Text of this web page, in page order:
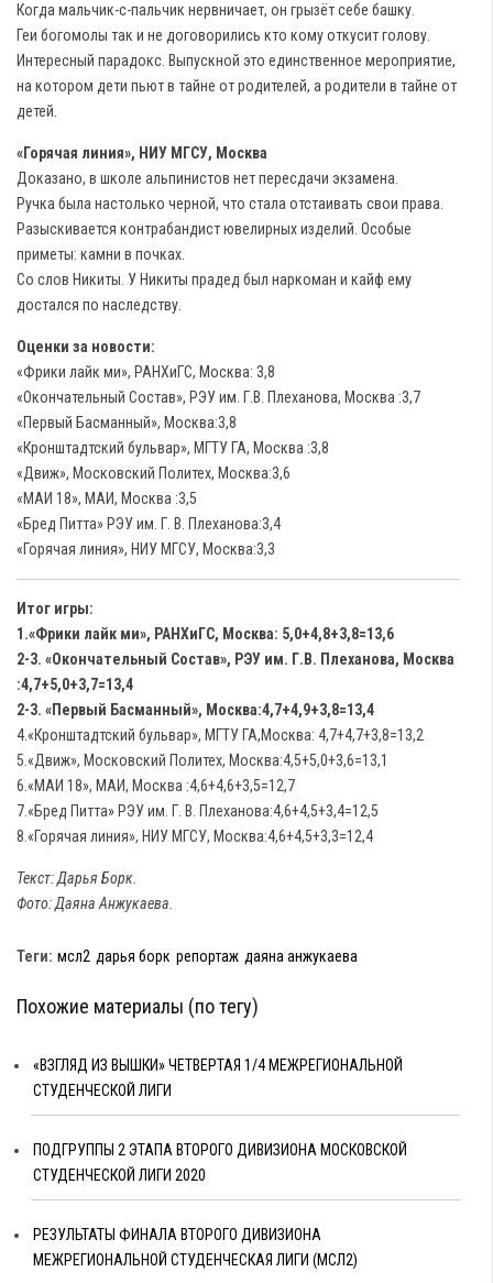
Когда мальчик-с-пальчик нервничает, он грызёт себе башку.
Геи богомолы так и не договорились кто кому откусит голову.
Интересный парадокс. Выпускной это единственное мероприятие,
на котором дети пьют в тайне от родителей, а родители в тайне от
детей.
«Горячая линия», НИУ МГСУ, Москва
Доказано, в школе альпинистов нет пересдачи экзамена.
Ручка была настолько черной, что стала отстаивать свои права.
Разыскивается контрабандист ювелирных изделий. Особые
приметы: камни в почках.
Со слов Никиты. У Никиты прадед был наркоман и кайф ему
достался по наследству.
Оценки за новости:
«Фрики лайк ми», РАНХиГС, Москва: 3,8
«Окончательный Состав», РЭУ им. Г.В. Плеханова, Москва :3,7
«Первый Басманный», Москва:3,8
«Кронштадтский бульвар», МГТУ ГА, Москва :3,8
«Движ», Московский Политех, Москва:3,6
«МАИ 18», МАИ, Москва :3,5
«Бред Питта» РЭУ им. Г. В. Плеханова:3,4
«Горячая линия», НИУ МГСУ, Москва:3,3
Итог игры:
1.«Фрики лайк ми», РАНХиГС, Москва: 5,0+4,8+3,8=13,6
2-3. «Окончательный Состав», РЭУ им. Г.В. Плеханова, Москва
:4,7+5,0+3,7=13,4
2-3. «Первый Басманный», Москва:4,7+4,9+3,8=13,4
4.«Кронштадтский бульвар», МГТУ ГА,Москва: 4,7+4,7+3,8=13,2
5.«Движ», Московский Политех, Москва:4,5+5,0+3,6=13,1
6.«МАИ 18», МАИ, Москва :4,6+4,6+3,5=12,7
7.«Бред Питта» РЭУ им. Г. В. Плеханова:4,6+4,5+3,4=12,5
8.«Горячая линия», НИУ МГСУ, Москва:4,6+4,5+3,3=12,4
Текст: Дарья Борк.
Фото: Даяна Анжукаева.
Теги: мсл2 дарья борк репортаж даяна анжукаева
Похожие материалы (по тегу)
«ВЗГЛЯД ИЗ ВЫШКИ» ЧЕТВЕРТАЯ 1/4 МЕЖРЕГИОНАЛЬНОЙ
СТУДЕНЧЕСКОЙ ЛИГИ
ПОДГРУППЫ 2 ЭТАПА ВТОРОГО ДИВИЗИОНА МОСКОВСКОЙ
СТУДЕНЧЕСКОЙ ЛИГИ 2020
РЕЗУЛЬТАТЫ ФИНАЛА ВТОРОГО ДИВИЗИОНА
МЕЖРЕГИОНАЛЬНОЙ СТУДЕНЧЕСКАЯ ЛИГИ (МСЛ2)